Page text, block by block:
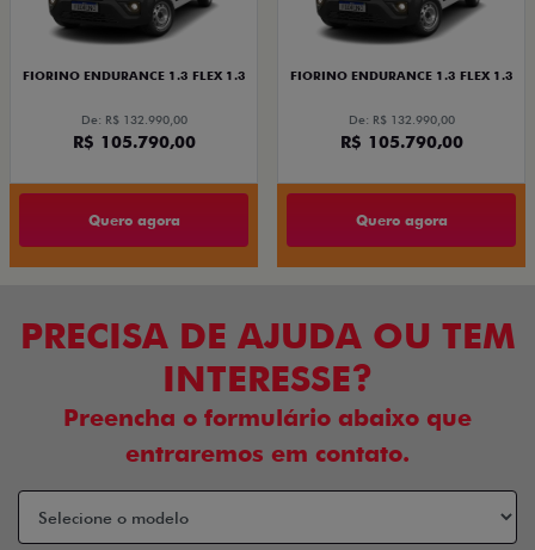
FIORINO ENDURANCE 1.3 FLEX 1.3
De: R$ 132.990,00
R$ 105.790,00
Quero agora
FIORINO ENDURANCE 1.3 FLEX 1.3
De: R$ 132.990,00
R$ 105.790,00
Quero agora
PRECISA DE AJUDA OU TEM
INTERESSE?
Preencha o formulário abaixo que
entraremos em contato.